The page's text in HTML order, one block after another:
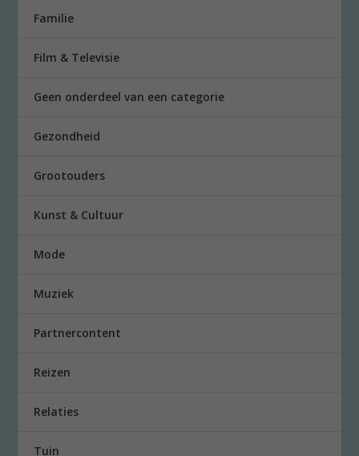
Familie
Film & Televisie
Geen onderdeel van een categorie
Gezondheid
Grootouders
Kunst & Cultuur
Mode
Muziek
Partnercontent
Reizen
Relaties
Tuin